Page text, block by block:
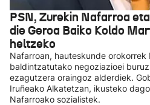
PSN, Zurekin Nafarroa
die Geroa Baiko Koldo
heltzeko
Nafarroan, hauteskunde
baldintzatutako negoziazioei
ezagutzera oraingoz alderdiek.
Iruñeako Alkatetzan, ikusteko
Nafarroako sozialistek.